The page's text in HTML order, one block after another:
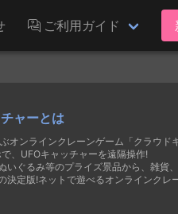
ご利用ガイド
ャーとは
オンラインクレーンゲーム「クラウド
、UFOキャッチャーを遠隔操作!
いぐるみ等のプライズ景品から、雑貨
決定版!ネットで遊べるオンラインクレ